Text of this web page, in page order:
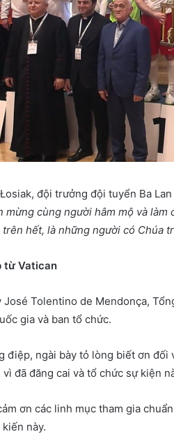
đội trưởng đội tuyển Ba
mừng cùng người hâm mộ và
trên hết, là những người có Chúa
từ Vatican
Tolentino de Mendonça,
gia và ban tổ chức.
điệp, ngài bày tỏ lòng biết ơn đối
đã đăng cai và tổ chức sự kiện
ơn các linh mục tham gia
​​này.